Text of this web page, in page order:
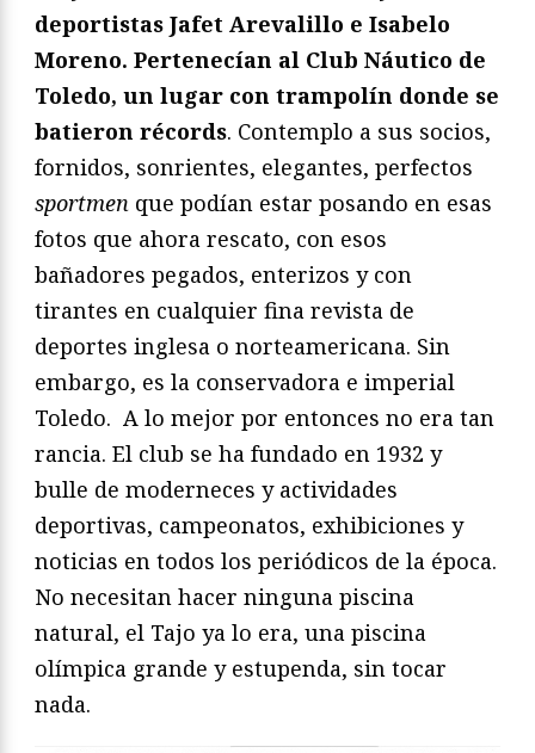
deportistas Jafet Arevalillo e Isabelo
Moreno. Pertenecían al Club Náutico de
Toledo, un lugar con trampolín donde se
batieron récords. Contemplo a sus socios,
fornidos, sonrientes, elegantes, perfectos
sportmen que podían estar posando en esas
fotos que ahora rescato, con esos
bañadores pegados, enterizos y con
tirantes en cualquier fina revista de
deportes inglesa o norteamericana. Sin
embargo, es la conservadora e imperial
Toledo. A lo mejor por entonces no era tan
rancia. El club se ha fundado en 1932 y
bulle de moderneces y actividades
deportivas, campeonatos, exhibiciones y
noticias en todos los periódicos de la época.
No necesitan hacer ninguna piscina
natural, el Tajo ya lo era, una piscina
olímpica grande y estupenda, sin tocar
nada.